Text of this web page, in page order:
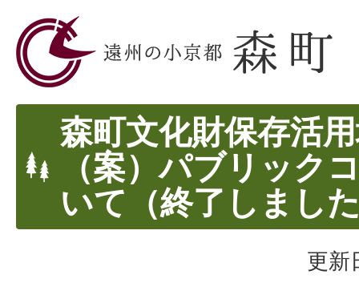
森町文化財保存活
（案）パブリック
いて（終了しまし
更新